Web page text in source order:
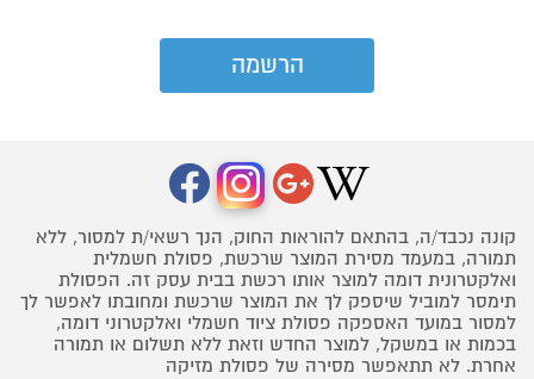
קונה נכבד/ה, בהתאם להוראות החוק, הנך רשאי/ת למסור, ללא
תמורה, במעמד מסירת המוצר שרכשת, פסולת חשמלית
ואלקטרונית דומה למוצר אותו רכשת בבית עסק זה. הפסולת
תימסר למוביל שיספק לך את המוצר שרכשת ומחובתו לאפשר לך
למסור במועד האספקה פסולת ציוד חשמלי ואלקטרוני דומה,
בכמות או במשקל, למוצר החדש וזאת ללא תשלום או תמורה
אחרת. לא תתאפשר מסירה של פסולת מזיקה